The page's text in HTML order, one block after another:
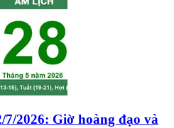
2026: Giờ hoàng đạo và